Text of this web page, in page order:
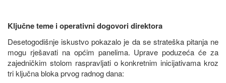
Ključne teme i operativni dogovori direktora
Desetogodišnje iskustvo pokazalo je da se strateška pitanja ne
mogu rješavati na općim panelima. Uprave poduzeća će za
zajedničkim stolom raspravljati o konkretnim inicijativama kroz
tri ključna bloka prvog radnog dana: